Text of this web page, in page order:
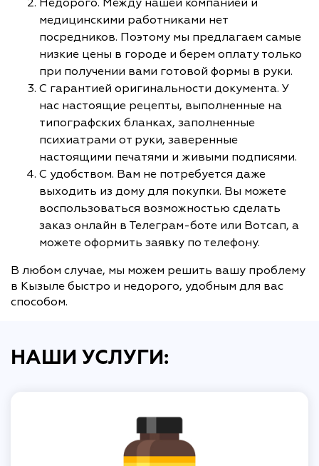
медицинскими работниками нет
посредников. Поэтому мы предлагаем самые
низкие цены в городе и берем оплату только
при получении вами готовой формы в руки.
С гарантией оригинальности документа. У
нас настоящие рецепты, выполненные на
типографских бланках, заполненные
психиатрами от руки, заверенные
настоящими печатями и живыми подписями.
С удобством. Вам не потребуется даже
выходить из дому для покупки. Вы можете
воспользоваться возможностью сделать
заказ онлайн в Телеграм-боте или Вотсап, а
можете оформить заявку по телефону.
В любом случае, мы можем решить вашу проблему
в Кызыле быстро и недорого, удобным для вас
способом.
НАШИ УСЛУГИ: